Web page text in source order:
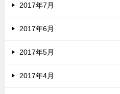
2017年7月
2017年6月
2017年5月
2017年4月